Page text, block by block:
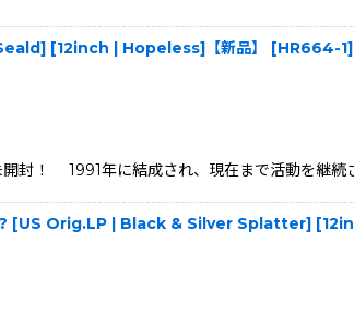
[12inch | Hopeless]【新品】 [HR664-1]
！ 1991年に結成され、現在まで活動を継
Orig.LP | Black & Silver Splatter]